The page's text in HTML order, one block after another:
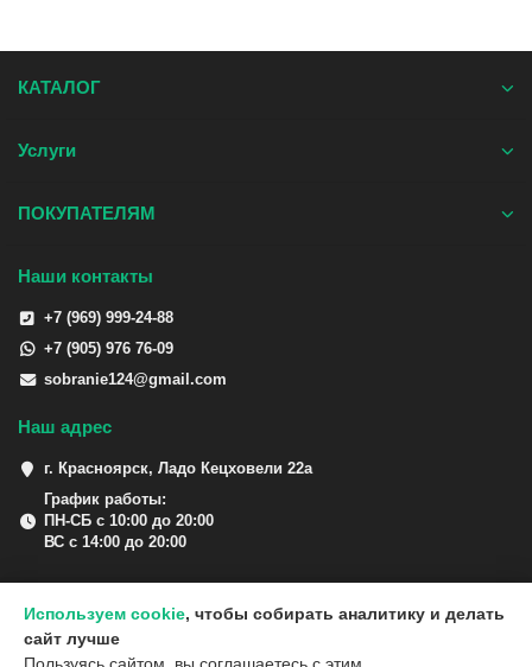
КАТАЛОГ
Услуги
ПОКУПАТЕЛЯМ
Наши контакты
+7 (969) 999-24-88
+7 (905) 976 76-09
sobranie124@gmail.com
Наш адрес
г. Красноярск, Ладо Кецховели 22а
График работы:
ПН-СБ с 10:00 до 20:00
ВС с 14:00 до 20:00
Используем cookie, чтобы собирать аналитику и делать
сайт лучше